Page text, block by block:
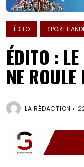
ÉDITO SPORT
ÉDITO :
NE ROULE
LA RÉDACTION